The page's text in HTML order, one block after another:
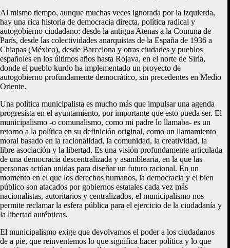
Al mismo tiempo, aunque muchas veces ignorada por la izquierda,
hay una rica historia de democracia directa, política radical y
autogobierno ciudadano: desde la antigua Atenas a la Comuna de
París, desde las colectividades anarquistas de la España de 1936 a
Chiapas (México), desde Barcelona y otras ciudades y pueblos
españoles en los últimos años hasta Rojava, en el norte de Siria,
donde el pueblo kurdo ha implementado un proyecto de
autogobierno profundamente democrático, sin precedentes en Medio
Oriente.
Una política municipalista es mucho más que impulsar una agenda
progresista en el ayuntamiento, por importante que esto pueda ser. El
municipalismo -o comunalismo, como mi padre lo llamaba- es un
retorno a la política en su definición original, como un llamamiento
moral basado en la racionalidad, la comunidad, la creatividad, la
libre asociación y la libertad. Es una visión profundamente articulada
de una democracia descentralizada y asamblearia, en la que las
personas actúan unidas para diseñar un futuro racional. En un
momento en el que los derechos humanos, la democracia y el bien
público son atacados por gobiernos estatales cada vez más
nacionalistas, autoritarios y centralizados, el municipalismo nos
permite reclamar la esfera pública para el ejercicio de la ciudadanía y
la libertad auténticas.
El municipalismo exige que devolvamos el poder a los ciudadanos
de a pie, que reinventemos lo que significa hacer política y lo que